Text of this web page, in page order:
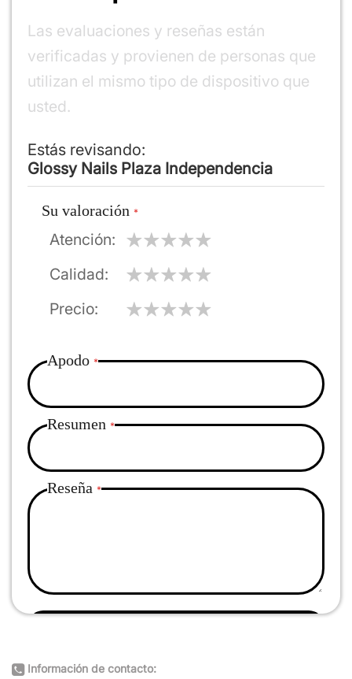
Las evaluaciones y reseñas están
verificadas y provienen de personas que
utilizan el mismo tipo de dispositivo que
usted.
Estás revisando:
Glossy Nails Plaza Independencia
Su valoración
Atención
Calidad
Precio
Apodo
Resumen
Reseña
Información de contacto: